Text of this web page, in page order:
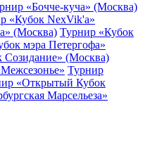
«Бочче-куча» (Москва)
«Кубок NexVik'a»
(Москва) Турнир «Кубок
мэра Петергофа»
Созидание» (Москва)
Турнир
«Открытый Кубок
Марсельеза»